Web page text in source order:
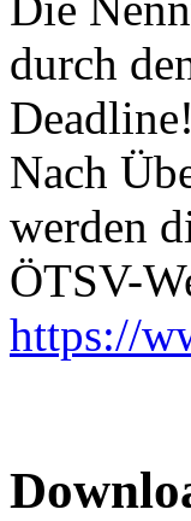
durch
Deadline!
Nach
werden
ÖTSV-
https://